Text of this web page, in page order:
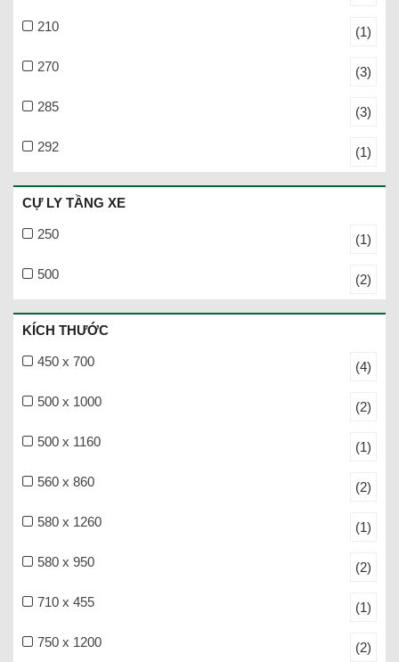
210 (1)
270 (3)
285 (3)
292 (1)
CỰ LY TẦNG XE
250 (1)
500 (2)
KÍCH THƯỚC
450 x 700 (4)
500 x 1000 (2)
500 x 1160 (1)
560 x 860 (2)
580 x 1260 (1)
580 x 950 (2)
710 x 455 (1)
750 x 1200 (2)